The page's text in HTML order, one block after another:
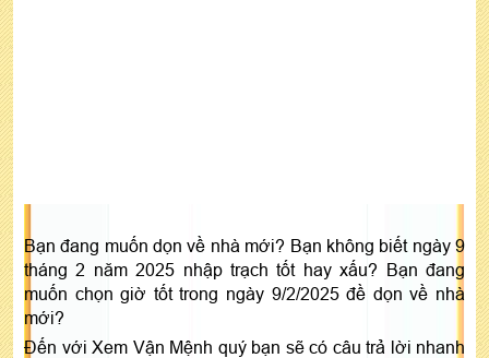
Bạn đang muốn dọn về nhà mới? Bạn không biết ngày 9
tháng 2 năm 2025 nhập trạch tốt hay xấu? Bạn đang
muốn chọn giờ tốt trong ngày 9/2/2025 đề dọn về nhà
mới?
Đến với Xem Vận Mệnh quý bạn sẽ có câu trả lời nhanh